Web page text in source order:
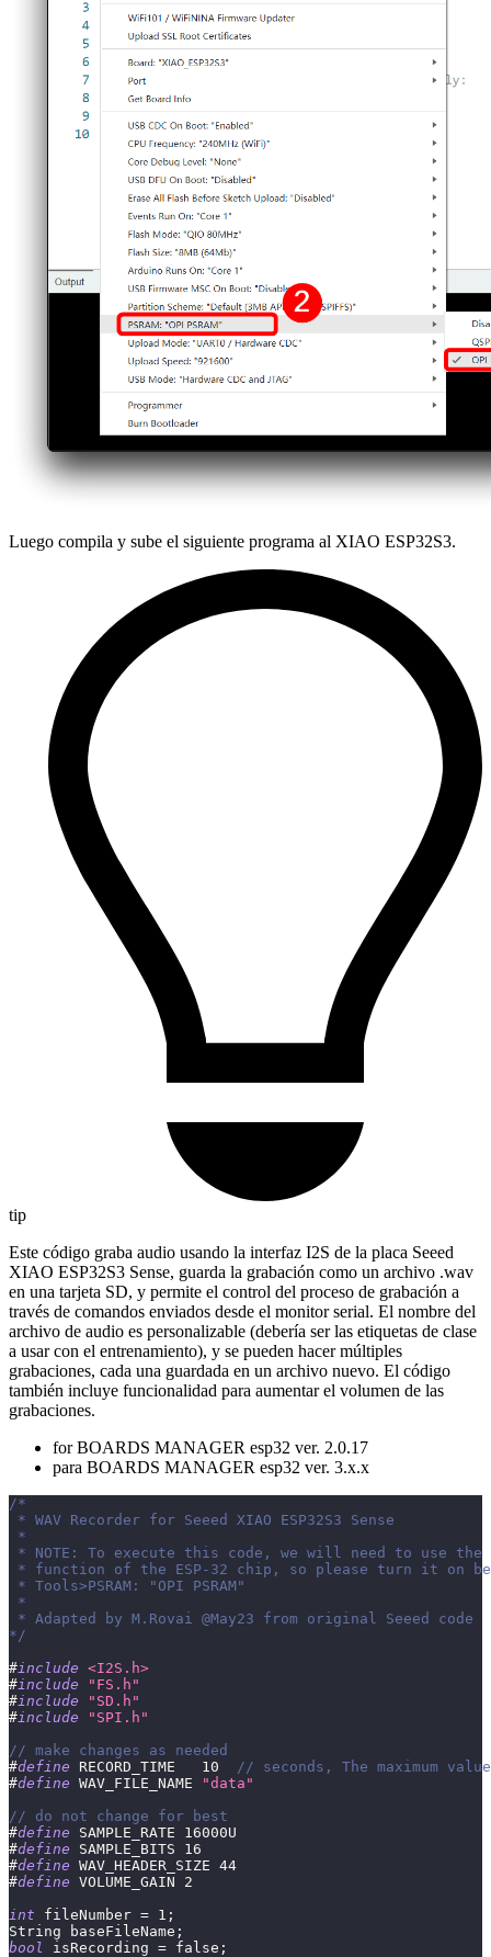
Luego compila y sube el siguiente programa al XIAO ESP32S3.
tip
Este código graba audio usando la interfaz I2S de la placa Seeed
XIAO ESP32S3 Sense, guarda la grabación como un archivo .wav
en una tarjeta SD, y permite el control del proceso de grabación a
través de comandos enviados desde el monitor serial. El nombre del
archivo de audio es personalizable (debería ser las etiquetas de clase
a usar con el entrenamiento), y se pueden hacer múltiples
grabaciones, cada una guardada en un archivo nuevo. El código
también incluye funcionalidad para aumentar el volumen de las
grabaciones.
for BOARDS MANAGER esp32 ver. 2.0.17
para BOARDS MANAGER esp32 ver. 3.x.x
/*
* WAV Recorder for Seeed XIAO ESP32S3 Sense
*
* NOTE: To execute this code, we will need to use the
* function of the ESP-32 chip, so please turn it on
* Tools>PSRAM: "OPI PSRAM"
*
* Adapted by M.Rovai @May23 from original Seeed code
*/
#include <I2S.h>
#include
"FS.h"
#include
"SD.h"
#include
"SPI.h"
// make changes as needed
#define RECORD_TIME 10
// seconds, The maximum
#define WAV_FILE_NAME
"data"
// do not change for best
#define SAMPLE_RATE
16000U
#define SAMPLE_BITS
16
#define WAV_HEADER_SIZE 44
#define VOLUME_GAIN
2
int fileNumber = 1 ;
String baseFileName ;
bool
isRecording = false ;